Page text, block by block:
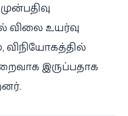
விலை உயர்வு
விநியோகத்தில்
இருப்பதாக